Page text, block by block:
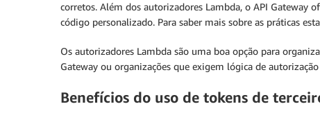
corretos. Além dos autorizadores Lambda, o API Gateway
código personalizado. Para saber mais sobre as práticas
Os autorizadores Lambda são uma boa opção para
Gateway ou organizações que exigem lógica de
Benefícios do uso de tokens de